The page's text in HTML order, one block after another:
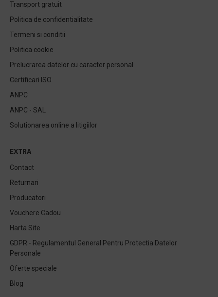
Transport gratuit
Politica de confidentialitate
Termeni si conditii
Politica cookie
Prelucrarea datelor cu caracter personal
Certificari ISO
ANPC
ANPC - SAL
Solutionarea online a litigiilor
EXTRA
Contact
Returnari
Producatori
Vouchere Cadou
Harta Site
GDPR - Regulamentul General Pentru Protectia Datelor
Personale
Oferte speciale
Blog